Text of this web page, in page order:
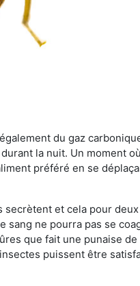
du gaz
la nuit. Un moment
préféré en se
et cela pour
ne pourra pas se
que fait une punaise
puissent être